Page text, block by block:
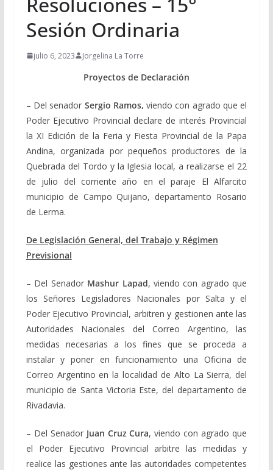
Sesión Ordinaria
julio 6, 2023 Jorgelina La Torre
Proyectos de Declaración
– Del senador Sergio Ramos, viendo con agrado que el
Poder Ejecutivo Provincial declare de interés Provincial
la XI Edición de la Feria y Fiesta Provincial de la Papa
Andina, organizada por pequeños productores de la
Quebrada del Tordo y la Iglesia local, a realizarse el 22
de julio del corriente año en el paraje El Alfarcito
municipio de Campo Quijano, departamento Rosario
de Lerma.
De Legislación General, del Trabajo y Régimen
Previsional
– Del Senador Mashur Lapad, viendo con agrado que
los Señores Legisladores Nacionales por Salta y el
Poder Ejecutivo Provincial, arbitren y gestionen ante las
Autoridades Nacionales del Correo Argentino, las
medidas necesarias a los fines que se proceda a
instalar y poner en funcionamiento una Oficina de
Correo Argentino en la localidad de Alto La Sierra, del
municipio de Santa Victoria Este, del departamento de
Rivadavia.
– Del Senador Juan Cruz Cura, viendo con agrado que
el Poder Ejecutivo Provincial arbitre las medidas y
realice las gestiones ante las autoridades competentes